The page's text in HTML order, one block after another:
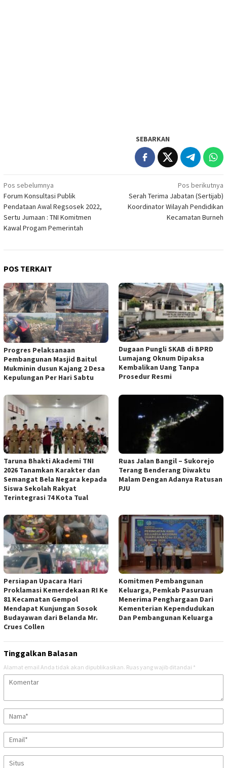
SEBARKAN
Navigasi
pos
Pos sebelumnya
Forum Konsultasi Publik
Pendataan Awal Regsosek 2022,
Sertu Jumaan : TNI Komitmen
Kawal Progam Pemerintah
Pos berikutnya
Serah Terima Jabatan (Sertijab)
Koordinator Wilayah Pendidikan
Kecamatan Burneh
POS TERKAIT
Progres Pelaksanaan
Pembangunan Masjid Baitul
Mukminin dusun Kajang 2 Desa
Kepulungan Per Hari Sabtu
Dugaan Pungli SKAB di BPRD
Lumajang Oknum Dipaksa
Kembalikan Uang Tanpa
Prosedur Resmi
Taruna Bhakti Akademi TNI
2026 Tanamkan Karakter dan
Semangat Bela Negara kepada
Siswa Sekolah Rakyat
Terintegrasi 74 Kota Tual
Ruas Jalan Bangil – Sukorejo
Terang Benderang Diwaktu
Malam Dengan Adanya Ratusan
PJU
Persiapan Upacara Hari
Proklamasi Kemerdekaan RI Ke
81 Kecamatan Gempol
Mendapat Kunjungan Sosok
Budayawan dari Belanda Mr.
Crues Collen
Komitmen Pembangunan
Keluarga, Pemkab Pasuruan
Menerima Penghargaan Dari
Kementerian Kependudukan
Dan Pembangunan Keluarga
Tinggalkan Balasan
Alamat email Anda tidak akan dipublikasikan. Ruas yang wajib ditandai *